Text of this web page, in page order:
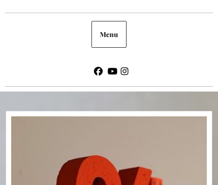
Menu
Facebook
YoutubeInstagram